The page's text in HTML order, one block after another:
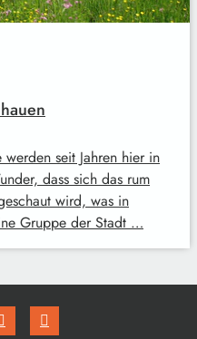
seit Jahren hier in
dass sich das rum
wird, was in
Gruppe der Stadt …